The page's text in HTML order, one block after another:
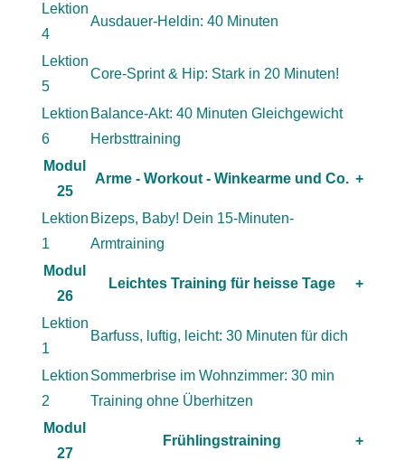
Lektion
4
Ausdauer-Heldin: 40 Minuten
Lektion
5
Core-Sprint & Hip: Stark in 20 Minuten!
Lektion
6
Balance-Akt: 40 Minuten Gleichgewicht
Herbsttraining
Modul
25
Arme - Workout - Winkearme und Co. +
Lektion
1
Bizeps, Baby! Dein 15-Minuten-
Armtraining
Modul
26
Leichtes Training für heisse Tage +
Lektion
1
Barfuss, luftig, leicht: 30 Minuten für dich
Lektion
2
Sommerbrise im Wohnzimmer: 30 min
Training ohne Überhitzen
Modul
27
Frühlingstraining +